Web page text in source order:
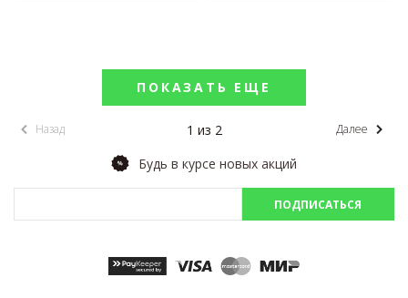
ПОКАЗАТЬ ЕЩЕ
Назад Далее
1 из 2
Будь в курсе новых акций
ПОДПИСАТЬСЯ